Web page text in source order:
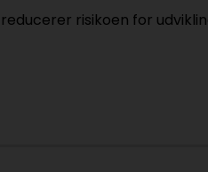
risikoen for